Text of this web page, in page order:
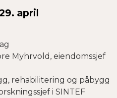
april
Myhrvold, eiendomssjef
rehabilitering og påbygg
i SINTEF